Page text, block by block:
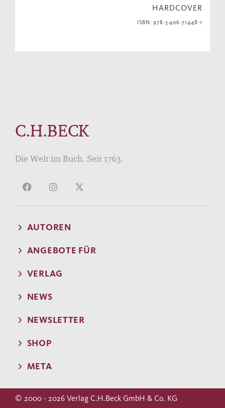
HARDCOVER
ISBN: 978-3-406-71448-1
C.H.BECK
Die Welt im Buch. Seit 1763.
AUTOREN
ANGEBOTE FÜR
VERLAG
NEWS
NEWSLETTER
SHOP
META
© 2000 - 2026 Verlag C.H.Beck GmbH & Co. KG